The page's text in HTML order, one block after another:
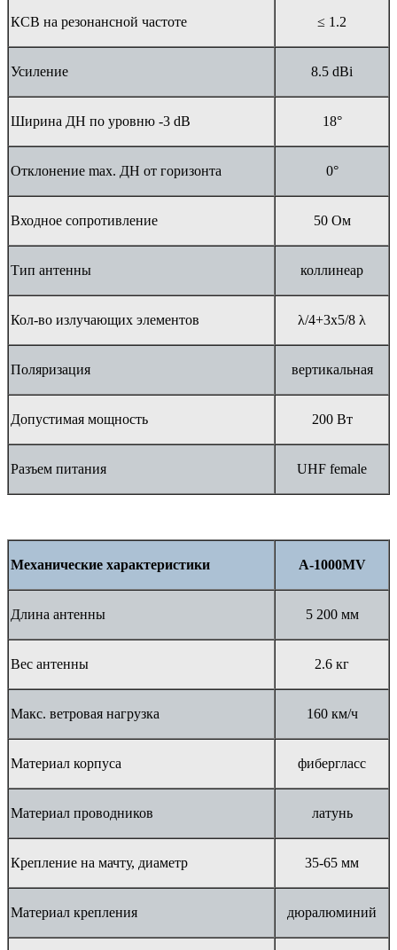
КСВ на резонансной частоте ≤ 1.2
Усиление 8.5 dBi
Ширина ДН по уровню -3 dB 18°
Отклонение max. ДН от горизонта 0°
Входное сопротивление 50 Ом
Тип антенны коллинеар
Кол-во излучающих элементов λ/4+3x5/8 λ
Поляризация вертикальная
Допустимая мощность 200 Вт
Разъем питания UHF female
Механические характеристики A-1000MV
Длина антенны 5 200 мм
Вес антенны 2.6 кг
Макс. ветровая нагрузка 160 км/ч
Материал корпуса фибергласс
Материал проводников латунь
Крепление на мачту, диаметр 35-65 мм
Материал крепления дюралюминий